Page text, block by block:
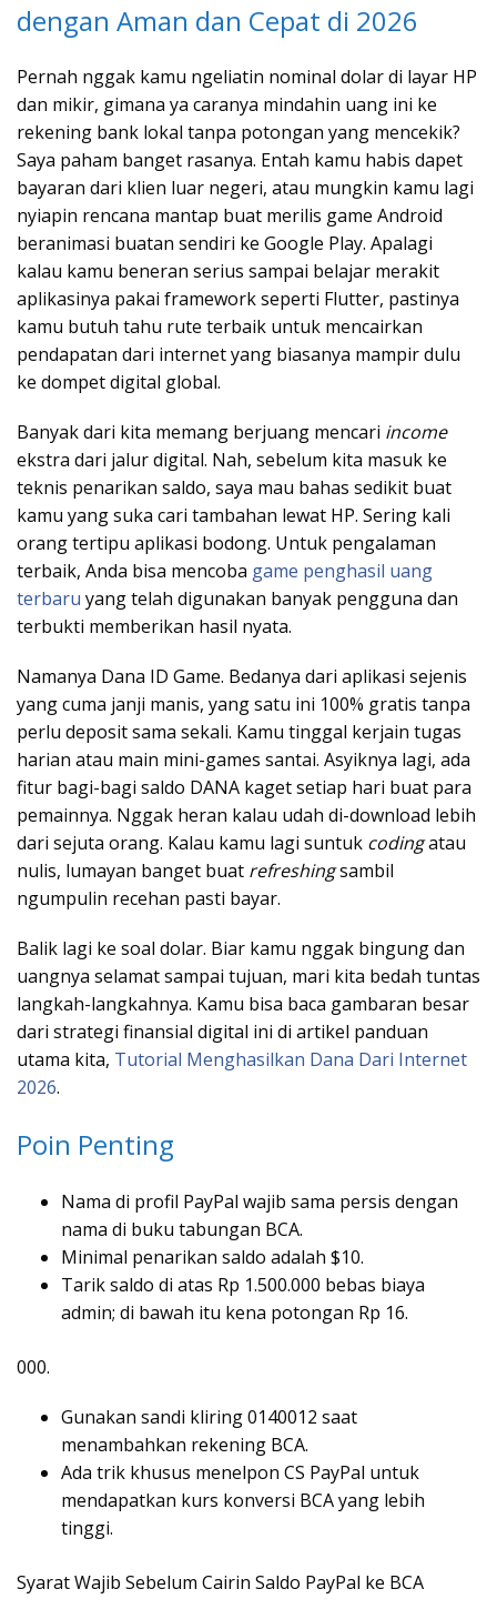
dengan Aman dan Cepat di 2026
Pernah nggak kamu ngeliatin nominal dolar di layar HP
dan mikir, gimana ya caranya mindahin uang ini ke
rekening bank lokal tanpa potongan yang mencekik?
Saya paham banget rasanya. Entah kamu habis dapet
bayaran dari klien luar negeri, atau mungkin kamu lagi
nyiapin rencana mantap buat merilis game Android
beranimasi buatan sendiri ke Google Play. Apalagi
kalau kamu beneran serius sampai belajar merakit
aplikasinya pakai framework seperti Flutter, pastinya
kamu butuh tahu rute terbaik untuk mencairkan
pendapatan dari internet yang biasanya mampir dulu
ke dompet digital global.
Banyak dari kita memang berjuang mencari income
ekstra dari jalur digital. Nah, sebelum kita masuk ke
teknis penarikan saldo, saya mau bahas sedikit buat
kamu yang suka cari tambahan lewat HP. Sering kali
orang tertipu aplikasi bodong. Untuk pengalaman
terbaik, Anda bisa mencoba game penghasil uang
terbaru yang telah digunakan banyak pengguna dan
terbukti memberikan hasil nyata.
Namanya Dana ID Game. Bedanya dari aplikasi sejenis
yang cuma janji manis, yang satu ini 100% gratis tanpa
perlu deposit sama sekali. Kamu tinggal kerjain tugas
harian atau main mini-games santai. Asyiknya lagi, ada
fitur bagi-bagi saldo DANA kaget setiap hari buat para
pemainnya. Nggak heran kalau udah di-download lebih
dari sejuta orang. Kalau kamu lagi suntuk codingatau
nulis, lumayan banget buat refreshingsambil
ngumpulin recehan pasti bayar.
Balik lagi ke soal dolar. Biar kamu nggak bingung dan
uangnya selamat sampai tujuan, mari kita bedah tuntas
langkah-langkahnya. Kamu bisa baca gambaran besar
dari strategi finansial digital ini di artikel panduan
utama kita, Tutorial Menghasilkan Dana Dari Internet
2026.
Poin Penting
Nama di profil PayPal wajib sama persis dengan
nama di buku tabungan BCA.
Minimal penarikan saldo adalah $10.
Tarik saldo di atas Rp 1.500.000 bebas biaya
admin; di bawah itu kena potongan Rp 16.
000.
Gunakan sandi kliring 0140012 saat
menambahkan rekening BCA.
Ada trik khusus menelpon CS PayPal untuk
mendapatkan kurs konversi BCA yang lebih
tinggi.
Syarat Wajib Sebelum Cairin Saldo PayPal ke BCA